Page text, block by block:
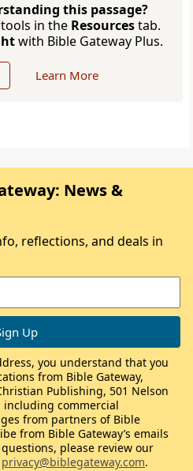
this passage?
in the Resourcestab.
with Bible Gateway Plus.
Learn More
News &
reflections, and deals in
you understand that you
from Bible Gateway,
Publishing, 501 Nelson
including commercial
from partners of Bible
from Bible Gateway’s emails
please review our
privacy@biblegateway.com.